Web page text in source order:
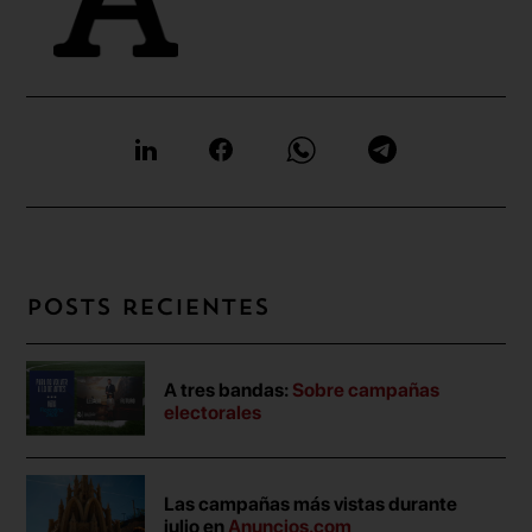
Posts recientes
A tres bandas: Sobre campañas
electorales
Las campañas más vistas durante
julio en Anuncios.com